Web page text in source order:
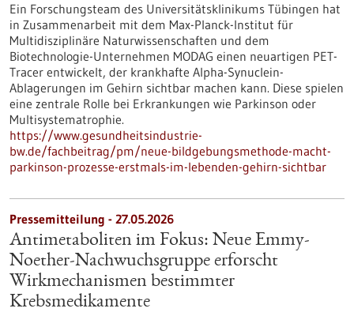
Ein Forschungsteam des Universitätsklinikums Tübingen hat
in Zusammenarbeit mit dem Max-Planck-Institut für
Multidisziplinäre Naturwissenschaften und dem
Biotechnologie-Unternehmen MODAG einen neuartigen PET-
Tracer entwickelt, der krankhafte Alpha-Synuclein-
Ablagerungen im Gehirn sichtbar machen kann. Diese spielen
eine zentrale Rolle bei Erkrankungen wie Parkinson oder
Multisystematrophie.
https://www.gesundheitsindustrie-
bw.de/fachbeitrag/pm/neue-bildgebungsmethode-macht-
parkinson-prozesse-erstmals-im-lebenden-gehirn-sichtbar
Pressemitteilung - 27.05.2026
Antimetaboliten im Fokus: Neue Emmy-
Noether-Nachwuchsgruppe erforscht
Wirkmechanismen bestimmter
Krebsmedikamente